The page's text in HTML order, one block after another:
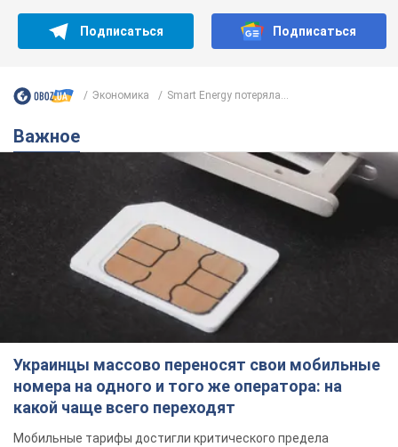
Подписаться Подписаться
Экономика Smart Energy потеряла...
Важное
Украинцы массово переносят свои мобильные
номера на одного и того же оператора: на
какой чаще всего переходят
Мобильные тарифы достигли критического предела